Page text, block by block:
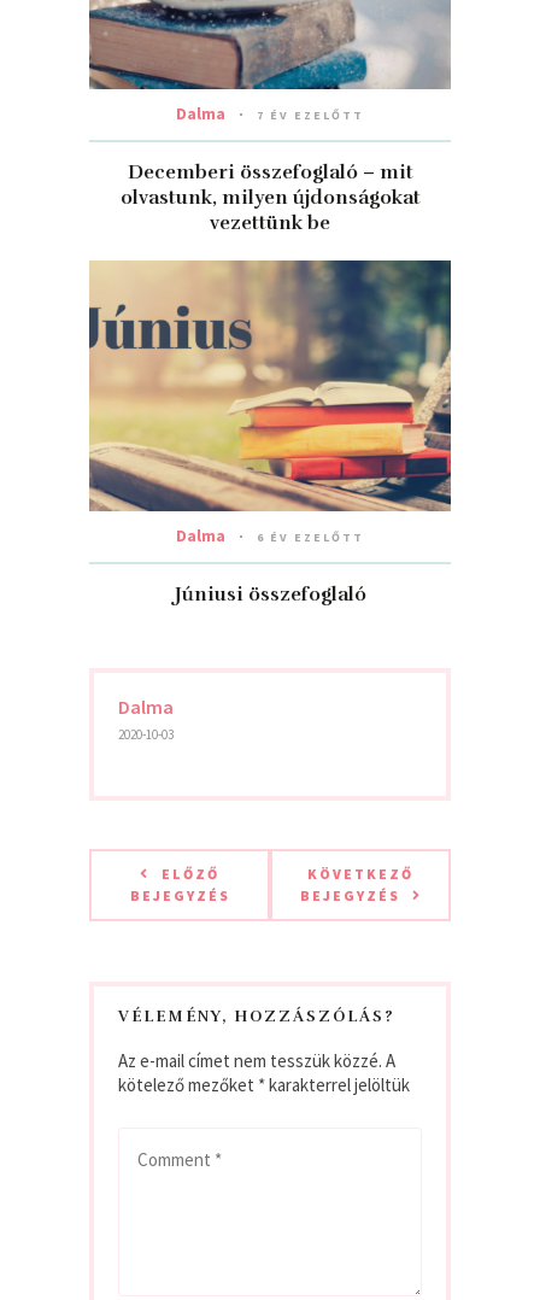
Dalma 7 ÉV EZELŐTT
Decemberi összefoglaló – mit
olvastunk, milyen újdonságokat
vezettünk be
Dalma 6 ÉV EZELŐTT
Júniusi összefoglaló
Dalma
2020-10-03
ELŐZŐ
BEJEGYZÉS
KÖVETKEZŐ
BEJEGYZÉS
VÉLEMÉNY, HOZZÁSZÓLÁS?
Az e-mail címet nem tesszük közzé. A
kötelező mezőket *karakterrel jelöltük